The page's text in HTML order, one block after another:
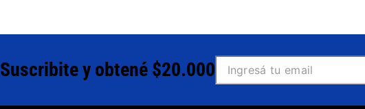
Suscribite y obtené $20.000